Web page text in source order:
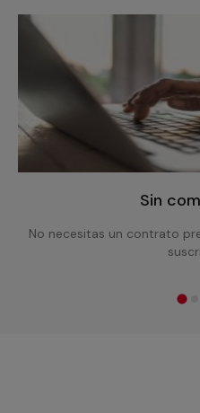
Sin
No necesitas un contrato